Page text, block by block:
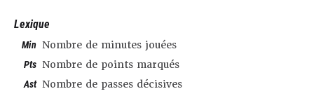
Lexique
Min Nombre de minutes jouées
Pts Nombre de points marqués
Ast Nombre de passes décisives